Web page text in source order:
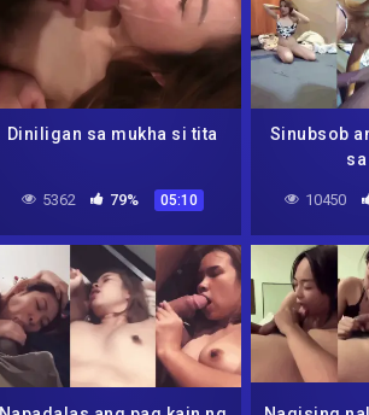
Diniligan sa mukha si tita
5362 79% 05:10
Sinubsob
10450